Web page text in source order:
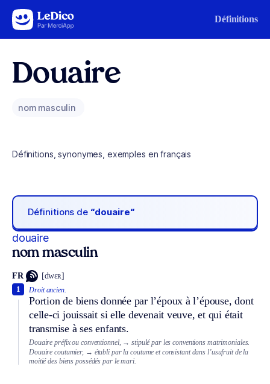
Aller au contenu Définitions
Douaire
nom masculin
Définitions, synonymes, exemples en français
Définitions de “douaire“
douaire
nom masculin
FR [dwɛʀ]
Droit ancien.
Portion de biens donnée par l’époux à l’épouse, dont
celle-ci jouissait si elle devenait veuve, et qui était
transmise à ses enfants.
1
Douaire préfix ou conventionnel, → stipulé par les conventions matrimoniales.
Douaire coutumier, → établi par la coutume et consistant dans l’usufruit de la
moitié des biens possédés par le mari.